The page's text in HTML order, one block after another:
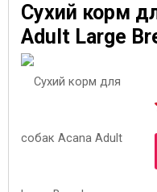
Сухий корм
Adult Large